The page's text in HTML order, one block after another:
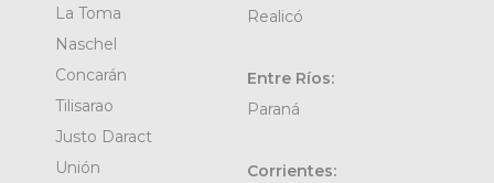
La Toma
Naschel
Concarán
Tilisarao
Justo Daract
Unión
Realicó
Entre Ríos:
Paraná
Corrientes: